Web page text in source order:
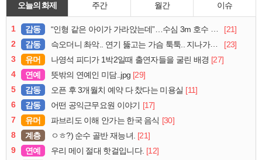
오늘의 화제 주간 월간 이슈
1 감동 “인형 같은 아이가 가라앉는데”…수심 3m 호수 뛰어든 60대 의인
[21]
2
감동 슥오더니 촤악.. 연기 뚫고는 가슴 툭툭.. 지나가던 아재의 정체
[23]
3
유머 나영석 피디가 1박2일때 출연자들을 굴린 배경 [27]
4
연예 뜻밖의 연예인 미담..jpg [29]
5
감동 오픈 후 3개월치 예약 다 찼다는 미용실 [11]
6
감동 어떤 공익근무요원 이야기 [17]
7
유머 파브리도 이해 안가는 한국 음식 [30]
8
계층 ㅇㅎ?) 순수 골반 재능녀. [21]
9
연예 우리 메이 절대 핫걸입니다. [12]